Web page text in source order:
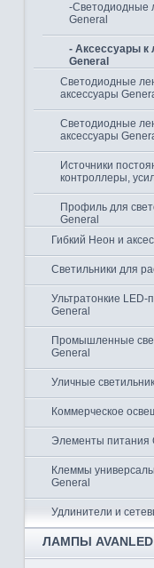
-Светодиодные
General
- Аксессуары к
General
Светодиодные
аксессуары
Светодиодные
аксессуары
Источники
контроллеры,
Профиль для
General
Гибкий Неон и
Светильники для
Ультратонкие
General
Промышленные
General
Уличные
Коммерческое
Элементы питания
Клеммы
General
Удлинители и
ЛАМПЫ AVANLED